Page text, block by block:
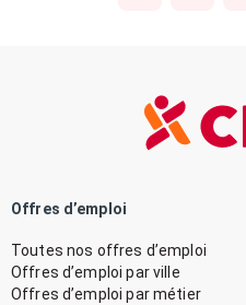
Offres d’emploi
Toutes nos offres d’emploi
Offres d’emploi par ville
Offres d’emploi par métier